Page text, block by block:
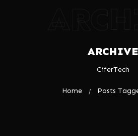
ARCHIVE
CiferTech
Home / Posts